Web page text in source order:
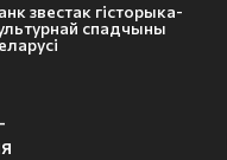
звестак гісторыка-
спадчыны